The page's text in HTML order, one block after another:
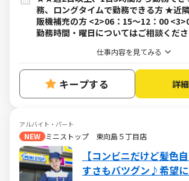
務、ロングタイムで勤務できる方 ★近
販機補充の方 <2>06：15～12：00
勤務時間・曜日についてはご相談くださ
仕事内容を見てみる
キープする 詳
アルバイト・パート
NEW ミニストップ 東向島５丁目店
【コンビニだけど髪色
すさもバツグン♪希望